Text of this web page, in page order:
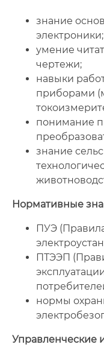
знание
электроники;
умение
чертежи;
навыки
приборами
понимание
знание
Нормативные
ПУЭ
ПТЭЭП
нормы
Управленческие